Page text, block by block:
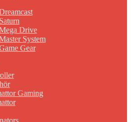
Drive
System
Gear
Gaming